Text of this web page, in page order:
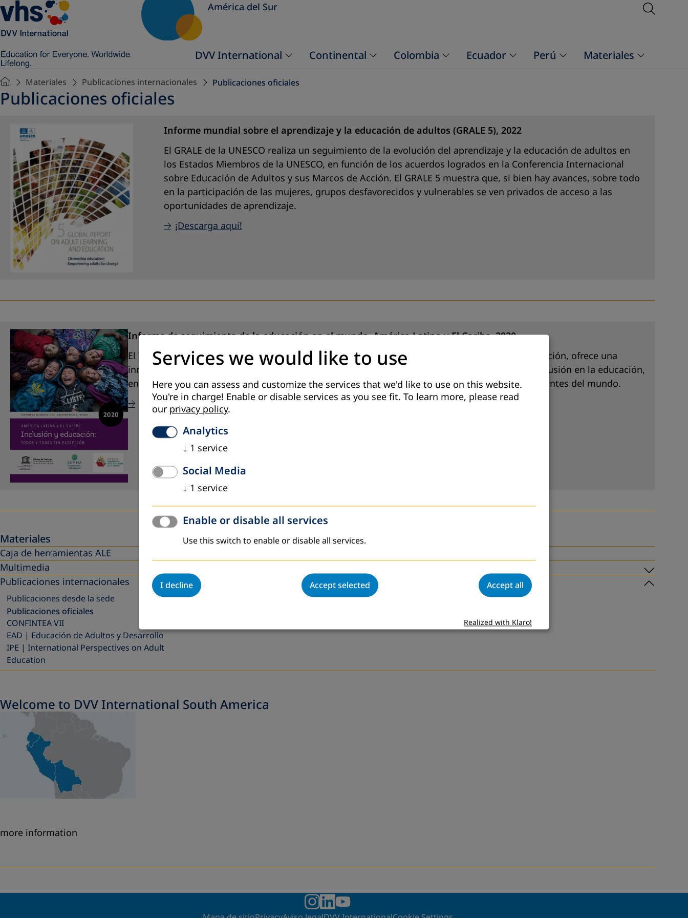
América del Sur Open
DVV International Continental Colombia Ecuador Perú Materiales
Materiales Publicaciones internacionales Publicaciones oficiales
Publicaciones oficiales
Informe mundial sobre el aprendizaje y la educación de adultos (GRALE 5), 2022
El GRALE de la UNESCO realiza un seguimiento de la evolución del aprendizaje y la educación de adultos en
los Estados Miembros de la UNESCO, en función de los acuerdos logrados en la Conferencia Internacional
sobre Educación de Adultos y sus Marcos de Acción. El GRALE 5 muestra que, si bien hay avances, sobre todo
en la participación de las mujeres, grupos desfavorecidos y vulnerables se ven privados de acceso a las
oportunidades de aprendizaje.
¡Descarga aquí!
Informe de seguimiento de la educación en el mundo, América Latina y El Caribe, 2020
El Informe GEM 2020, América Latina y el Caribe - Inclusión y educación: Todos y todas sin excepción, ofrece una
inmersión profunda de los desafíos centrales y las soluciones clave para alcanzar una mayor inclusión en la educación,
en una región caracterizada por tener las desigualdades socioeconómicas más grandes y desafiantes del mundo.
¡Descarga aquí!
Materiales
Caja de herramientas ALE
Multimedia
Publicaciones internacionales
Publicaciones desde la sede
Publicaciones oficiales
CONFINTEA VII
EAD | Educación de Adultos y Desarrollo
IPE | International Perspectives on Adult
Education
Welcome to DVV International South America
more information
Services we would like to use
Here you can assess and customize the services that we'd like to use on this website.
You're in charge! Enable or disable services as you see fit. To learn more, please read
our privacy policy.
Analytics
↓ 1 service
Social Media
↓ 1 service
Enable or disable all services
Use this switch to enable or disable all services.
I decline Accept selected Accept all
Realized with Klaro!